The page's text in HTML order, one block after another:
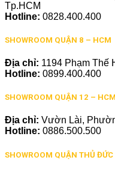
Tp.HCM
Hotline: 0828.400.400
SHOWROOM QUẬN 8 – HCM
Địa chỉ: 1194 Phạm Thế
Hotline: 0899.400.400
SHOWROOM QUẬN 12 – HCM
Địa chỉ: Vườn Lài,
Hotline: 0886.500.500
SHOWROOM QUẬN THỦ